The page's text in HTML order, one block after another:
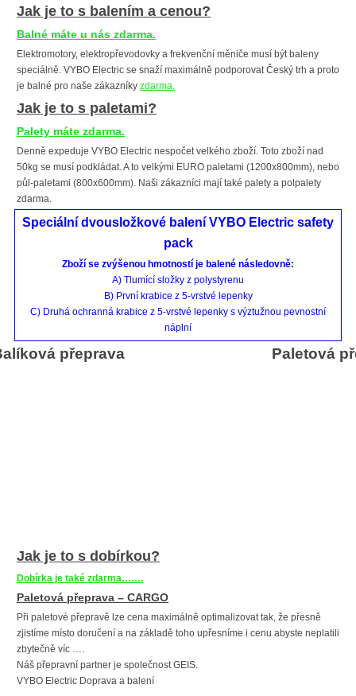
Jak je to s balením a cenou?
Balné máte u nás zdarma.
Elektromotory, elektropřevodovky a frekvenční měniče musí být baleny
speciálně. VYBO Electric se snaží maximálně podporovat Český trh a proto
je balné pro naše zákazníky zdarma.
Jak je to s paletami?
Palety máte zdarma.
Denně expeduje VYBO Electric nespočet velkého zboží. Toto zboží nad
50kg se musí podkládat. A to velkými EURO paletami (1200x800mm), nebo
půl-paletami (800x600mm). Naši zákazníci mají také palety a polpalety
zdarma.
Speciální dvousložkové balení VYBO Electric safety
pack
Zboží se zvýšenou hmotností je balené následovně:
A) Tlumící složky z polystyrenu
B) První krabice z 5-vrstvé lepenky
C) Druhá ochranná krabice z 5-vrstvé lepenky s výztužnou pevnostní
náplní
přeprava Paletová
Jak je to s dobírkou?
Dobírka je také zdarma…….
Paletová přeprava – CARGO
Při paletové přepravě lze cena maximálně optimalizovat tak, že přesně
zjistíme místo doručení a na základě toho upřesníme i cenu abyste neplatili
zbytečně víc ….
Náš přepravní partner je společnost GEIS.
VYBO Electric Doprava a balení